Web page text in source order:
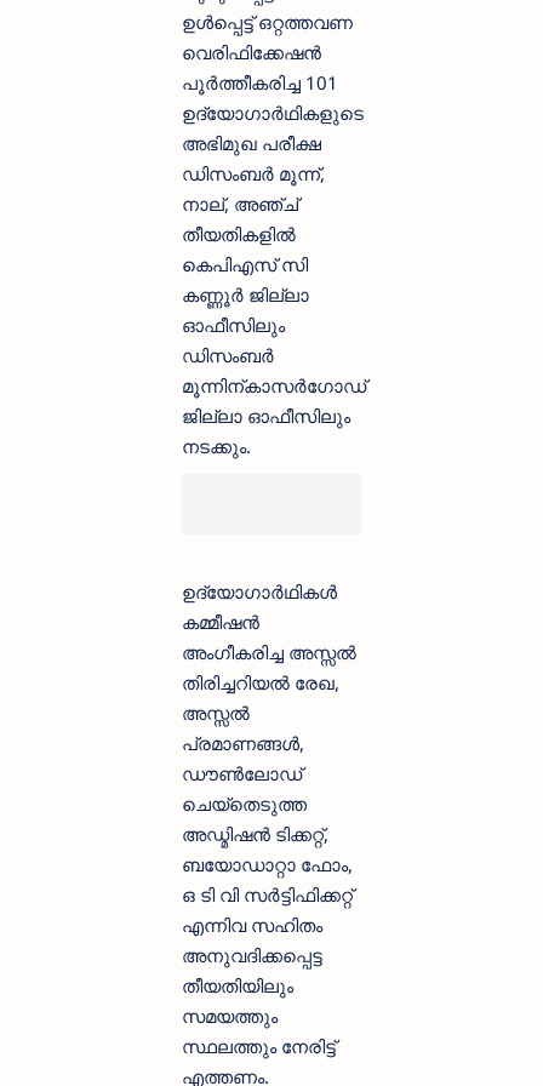
ഉള്‍പ്പെട്ട് ഒറ്റത്തവണ
വെരിഫിക്കേഷന്‍
പൂര്‍ത്തീകരിച്ച 101
ഉദ്യോഗാര്‍ഥികളുടെ
അഭിമുഖ പരീക്ഷ
ഡിസംബര്‍ മൂന്ന്,
നാല്, അഞ്ച്
തീയതികളില്‍
കെപിഎസ് സി
കണ്ണൂര്‍ ജില്ലാ
ഓഫീസിലും
ഡിസംബര്‍
മൂന്നിന്കാസര്‍ഗോഡ്
ജില്ലാ ഓഫീസിലും
നടക്കും.
ഉദ്യോഗാര്‍ഥികള്‍
കമ്മീഷന്‍
അംഗീകരിച്ച അസ്സല്‍
തിരിച്ചറിയല്‍ രേഖ,
അസ്സല്‍
പ്രമാണങ്ങള്‍,
ഡൗണ്‍ലോഡ്
ചെയ്‌തെടുത്ത
അഡ്മിഷൻ ടിക്കറ്റ്,
ബയോഡാറ്റാ ഫോം,
ഒ ടി വി സര്‍ട്ടിഫിക്കറ്റ്
എന്നിവ സഹിതം
അനുവദിക്കപ്പെട്ട
തീയതിയിലും
സമയത്തും
സ്ഥലത്തും നേരിട്ട്
എത്തണം.